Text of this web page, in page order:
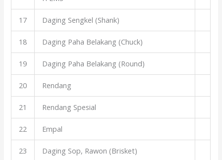
17 Daging Sengkel (Shank)
18 Daging Paha Belakang (Chuck)
19 Daging Paha Belakang (Round)
20 Rendang
21 Rendang Spesial
22 Empal
23 Daging Sop, Rawon (Brisket)